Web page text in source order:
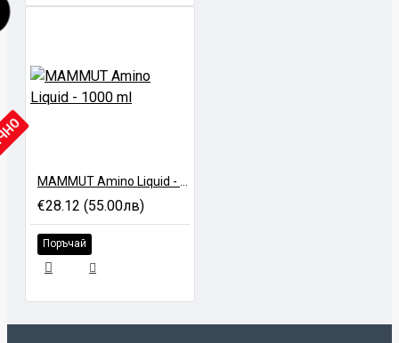
MAMMUT Amino Liquid - 1000 ml
€28.12 (55.00лв)
Поръчай